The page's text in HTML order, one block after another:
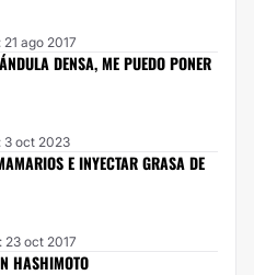
ago 2017
DENSA, ME PUEDO PONER
3 oct 2023
E INYECTAR GRASA DE
23 oct 2017
HASHIMOTO